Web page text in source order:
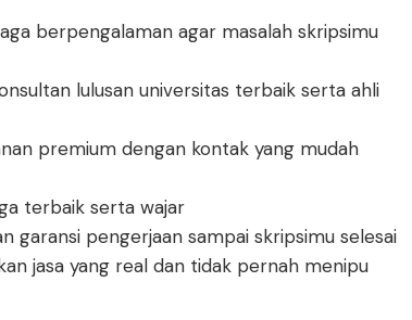
berpengalaman agar masalah skripsimu
lulusan universitas terbaik serta ahli
premium dengan kontak yang mudah
terbaik serta wajar
garansi pengerjaan sampai skripsimu selesai
jasa yang real dan tidak pernah menipu